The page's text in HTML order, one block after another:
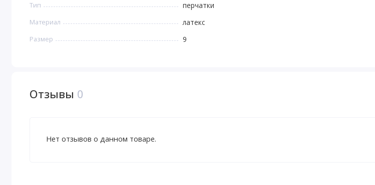
Тип перчатки
Материал латекс
Размер 9
Отзывы 0
Нет отзывов о данном товаре.